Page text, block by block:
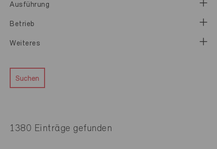
Ausführung
Betrieb
Weiteres
Suchen
1380 Einträge gefunden